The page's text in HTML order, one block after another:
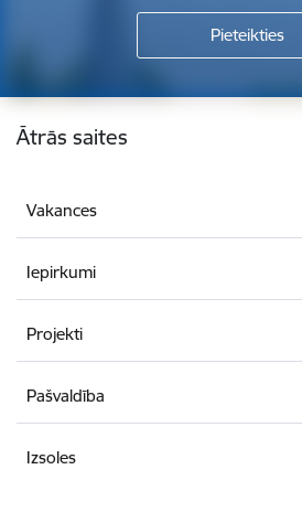
Kājene
Ātrās saites
Vakances
Iepirkumi
Projekti
Pašvaldība
Izsoles